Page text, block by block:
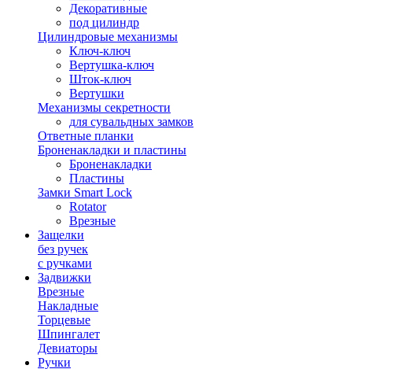
Декоративные
под цилиндр
Цилиндровые механизмы
Ключ-ключ
Вертушка-ключ
Шток-ключ
Вертушки
Механизмы секретности
для сувальдных замков
Ответные планки
Броненакладки и пластины
Броненакладки
Пластины
Замки Smart Lock
Rotator
Врезные
Защелки
без ручек
с ручками
Задвижки
Врезные
Накладные
Торцевые
Шпингалет
Девиаторы
Ручки